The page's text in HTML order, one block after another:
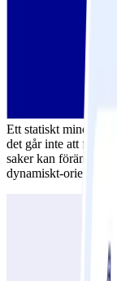
Ett statiskt mindset
det går inte att
saker kan förändras.
dynamiskt-orienterat